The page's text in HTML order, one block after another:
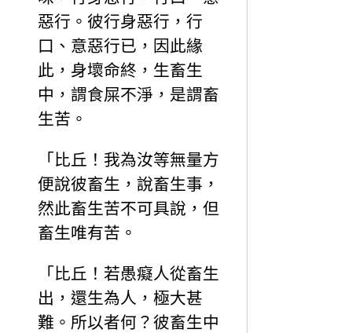
惡行。彼行身惡行，行
口、意惡行已，因此緣
此，身壞命終，生畜生
中，謂食屎不淨，是謂畜
生苦。
「比丘！我為汝等無量方
便說彼畜生，說畜生事，
然此畜生苦不可具說，但
畜生唯有苦。
「比丘！若愚癡人從畜生
出，還生為人，極大甚
難。所以者何？彼畜生中